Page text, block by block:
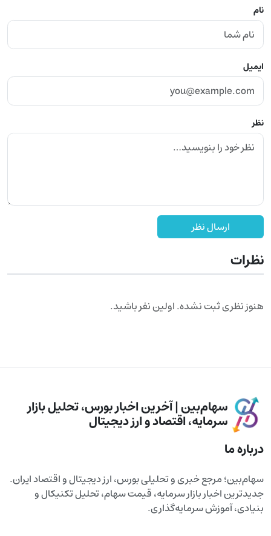
نام
ایمیل
نظر
ارسال نظر
نظرات
هنوز نظری ثبت نشده. اولین نفر باشید.
سهام‌بین | آخرین اخبار بورس، تحلیل بازار
سرمایه، اقتصاد و ارز دیجیتال
درباره ما
سهام‌بین؛ مرجع خبری و تحلیلی بورس، ارز دیجیتال و اقتصاد ایران.
جدیدترین اخبار بازار سرمایه، قیمت سهام، تحلیل تکنیکال و
بنیادی، آموزش سرمایه‌گذاری.